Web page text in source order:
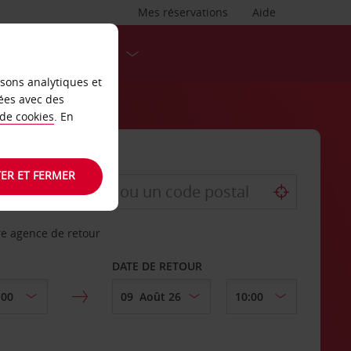
Aide
Mes réservations
agence de retour
DATE DE RETOUR
analytiques et
avec des
cookies. En
ET FERMER